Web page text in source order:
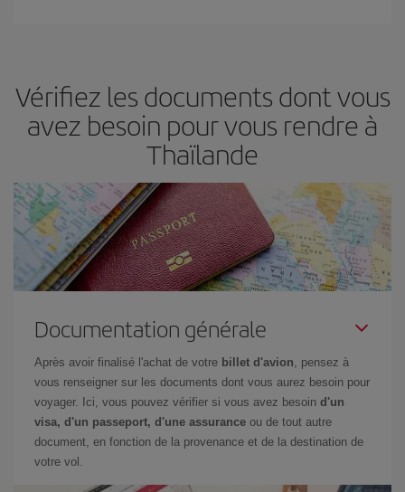
Vérifiez les documents dont vous
avez besoin pour vous rendre à
Thaïlande
Documentation générale
Après avoir finalisé l'achat de votre billet d'avion , pensez à
vous renseigner sur les documents dont vous aurez besoin pour
voyager. Ici, vous pouvez vérifier si vous avez besoin d'un
visa, d'un passeport, d'une assurance ou de tout autre
document, en fonction de la provenance et de la destination de
votre vol.